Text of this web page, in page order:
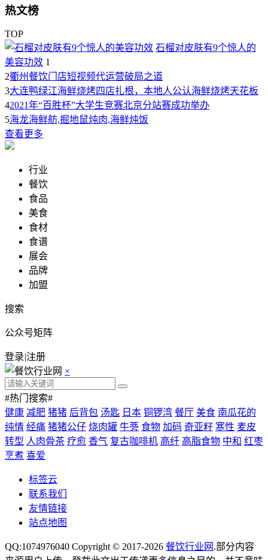
热文榜
TOP
石榴对皮肤有9个惊人的
美容功效 1
2衢州餐饮门店短视频代运营破局之道
3大连鸭绿江海鲜烧烤四店扎根，本地人公认海鲜烧烤天花板
42021年“百胜杯”大学生竞赛北京分站赛成功举办
5海龙海鲜舫,掘地鼠炖肉,海鲜炖饭
查看更多
行业
餐饮
食品
美食
食材
食谱
展会
品牌
加盟
搜索
公众号矩阵
登录|注册
×
#热门搜索#
健康 减肥 猪猪 后背包 汤匙 日本 铜锣湾 餐厅 美食 南瓜花的
纯情 经痛 猪猪公仔 烧肉罐 牛蒡 食物 加码 奇亚籽 寒性 麦皮
转型 人肉骨茶 疗愈 香气 复古咖啡机 高纤 高脂食物 中和 红枣
烹煮 喜爱
标签云
联系我们
友情链接
站点地图
QQ:1074976040 Copyright © 2017-2026 餐饮行业网 .部分内容